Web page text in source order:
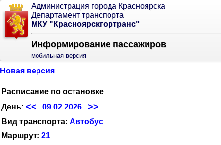
Администрация города Красноярска
Департамент транспорта
МКУ "Красноярскгортранс"
Информирование пассажиров
мобильная версия
Новая версия
Расписание по остановке
День: << 09.02.2026 >>
Вид транспорта: Автобус
Маршрут: 21